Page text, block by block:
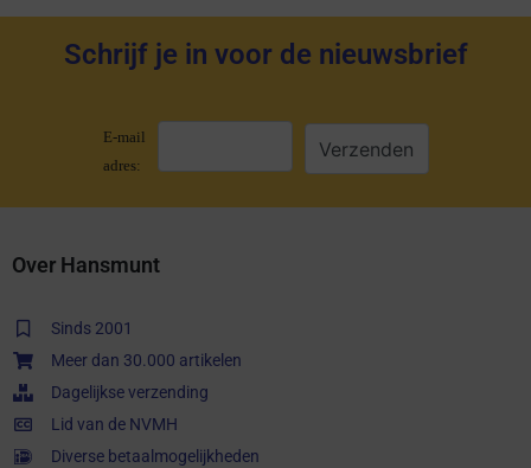
Schrijf je in voor de nieuwsbrief
E-mail
adres:
Over Hansmunt
Sinds 2001
Meer dan 30.000 artikelen
Dagelijkse verzending
Lid van de NVMH
Diverse betaalmogelijkheden